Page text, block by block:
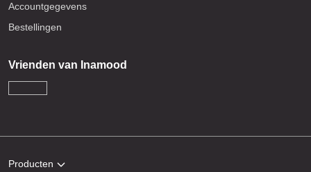
Accountgegevens
Bestellingen
Vrienden van Inamood
Producten